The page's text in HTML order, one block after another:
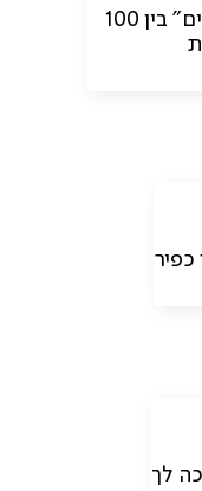
עכשיו זה רשמי! “כפיר בונים” בין 100
כפיר
לך